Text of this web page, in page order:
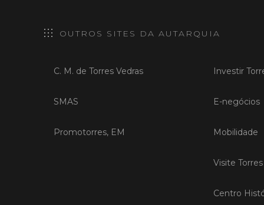
OUTROS SITES DA AUTARQUIA
C. M. de Torres Vedras
SMAS
Promotorres, EM
Investir
E-negócios
Mobilidade
Visite
Centro